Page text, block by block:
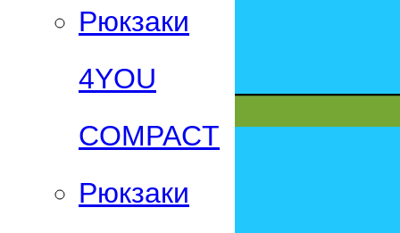
Рюкзаки
4YOU
СOMPACT
Рюкзаки